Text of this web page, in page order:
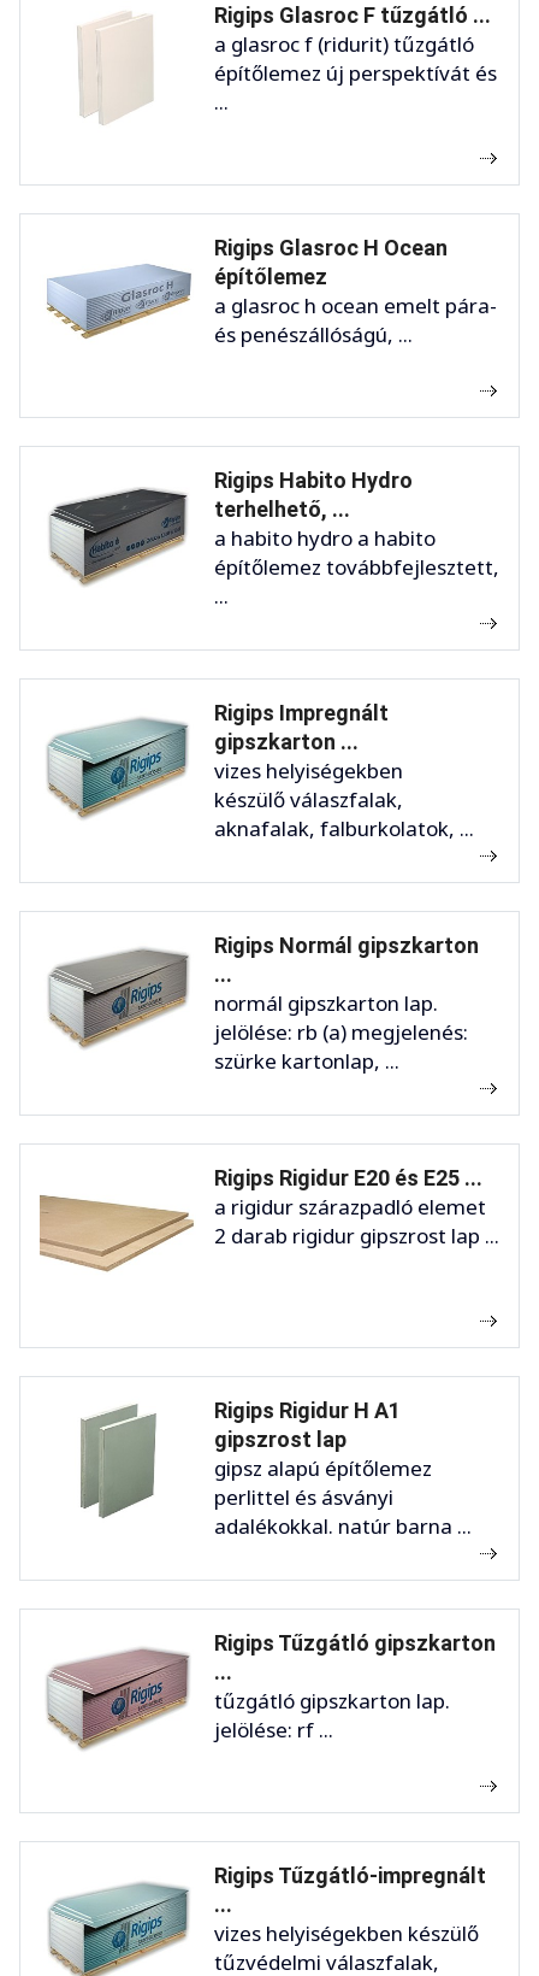
Rigips Glasroc F tűzgátló ...
a glasroc f (ridurit) tűzgátló
építőlemez új perspektívát és
...
Rigips Glasroc H Ocean
építőlemez
a glasroc h ocean emelt pára-
és penészállóságú, ...
Rigips Habito Hydro
terhelhető, ...
a habito hydro a habito
építőlemez továbbfejlesztett,
...
Rigips Impregnált
gipszkarton ...
vizes helyiségekben
készülő válaszfalak,
aknafalak, falburkolatok, ...
Rigips Normál gipszkarton
...
normál gipszkarton lap.
jelölése: rb (a) megjelenés:
szürke kartonlap, ...
Rigips Rigidur E20 és E25 ...
a rigidur szárazpadló elemet
2 darab rigidur gipszrost lap ...
Rigips Rigidur H A1
gipszrost lap
gipsz alapú építőlemez
perlittel és ásványi
adalékokkal. natúr barna ...
Rigips Tűzgátló gipszkarton
...
tűzgátló gipszkarton lap.
jelölése: rf ...
Rigips Tűzgátló-impregnált
...
vizes helyiségekben készülő
tűzvédelmi válaszfalak,